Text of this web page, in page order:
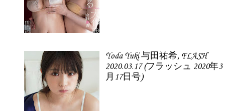
Yoda Yuki 与田祐希, FLASH
2020.03.17 (フラッシュ 2020年3
月17日号)